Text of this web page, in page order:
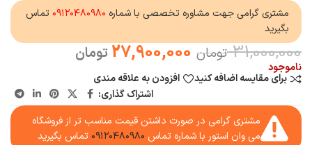
مشتری گرامی جهت مشاوره تخصصی با شماره ۰۹۱۲۰۴۸۰۹۸۰ تماس
بگیرید
31,000,000 تومان 27,900,000 تومان
ناموجود
برای مقایسه اضافه کنید
افزودن به علاقه مندی
اشتراک گذاری:
مشتری گرامی در صورت داشتن قیمت مناسب تر از فروشگاه
می وان استور با شماره تماس ۰۹۱۲۰۴۸۰۹۸۰ تماس بگیرید